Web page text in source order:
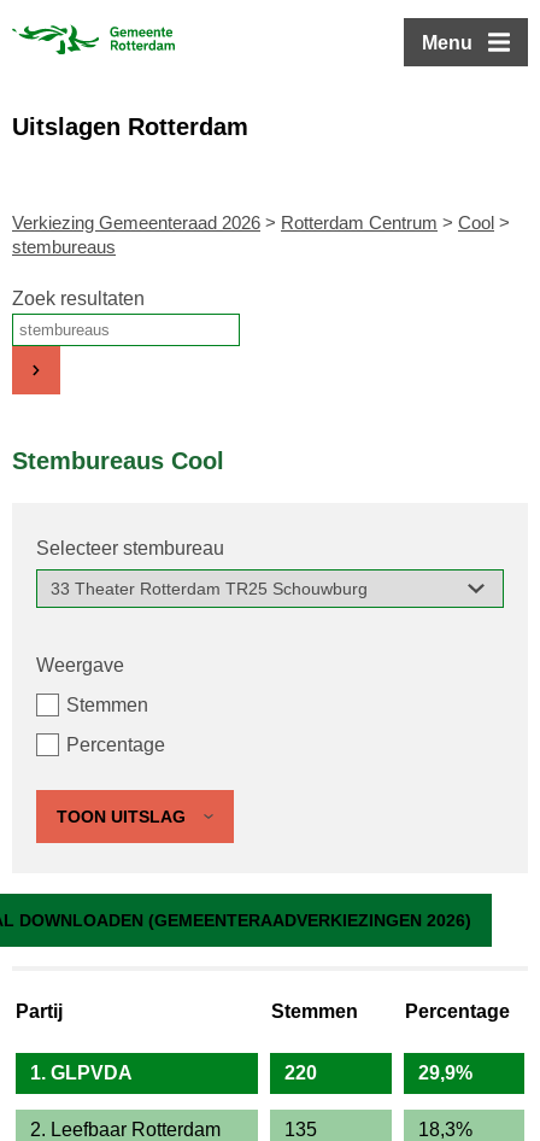
Menu
Uitslagen Rotterdam
Verkiezing Gemeenteraad 2026 > Rotterdam Centrum > Cool >
stembureaus
Zoek resultaten
Stembureaus Cool
Selecteer stembureau
Weergave
Stemmen
Percentage
TOON UITSLAG
33 Theater Rotterdam TR25 Schouwburg
DOWNLOADEN (GEMEENTERAADVERKIEZINGEN 2026)
Partij Stemmen Percentage
1. GLPVDA 220 29,9%
2. Leefbaar Rotterdam 135 18,3%